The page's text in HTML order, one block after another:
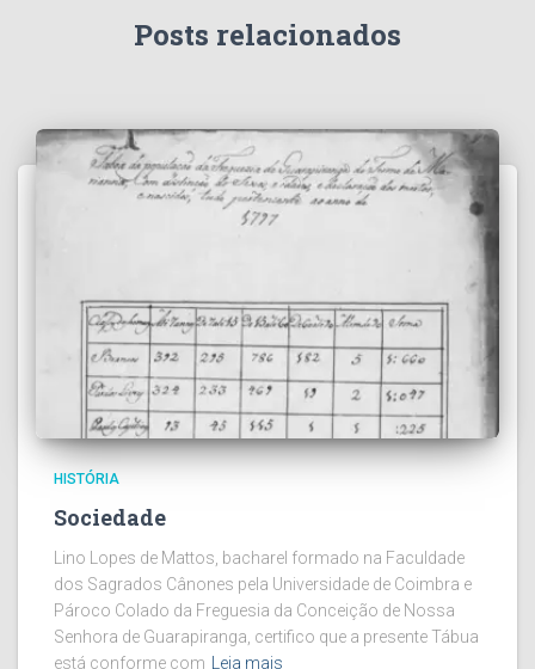
Posts relacionados
HISTÓRIA
Sociedade
Lino Lopes de Mattos, bacharel formado na Faculdade
dos Sagrados Cânones pela Universidade de Coimbra e
Pároco Colado da Freguesia da Conceição de Nossa
Senhora de Guarapiranga, certifico que a presente Tábua
está conforme com
Leia mais